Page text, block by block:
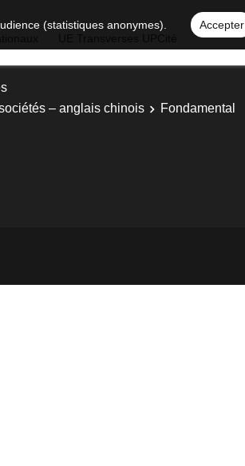
(statistiques anonymes). Accepter
– anglais chinois
Fondamental